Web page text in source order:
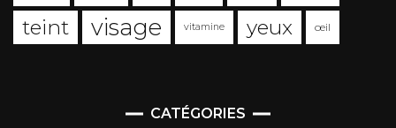
teint visage vitamine yeux œil
CATÉGORIES